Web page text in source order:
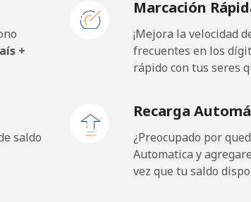
277 min por ⁦$5⁩
13 min por ⁦$5⁩
+
Marcación
¡Mejora la velocidad
frecuentes en los
rápido con tus seres
saldo
Recarga
¿Preocupado por
Automatica y
vez que tu saldo